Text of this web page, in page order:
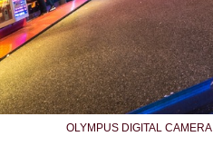
OLYMPUS DIGITAL CAMERA